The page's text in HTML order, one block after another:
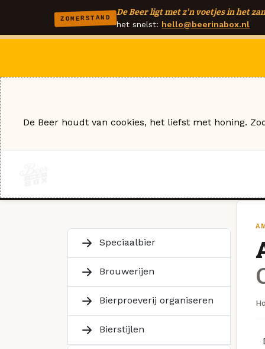
ZOMERSTAND
De Beer ligt met z'n voetjes in het
het snelst: hello@beerinabox.nl
Speciaalbier
Brouwerijen
Bierproeverij organiseren
Bierstijlen
De Beer houdt van cookies, het liefst met honing.